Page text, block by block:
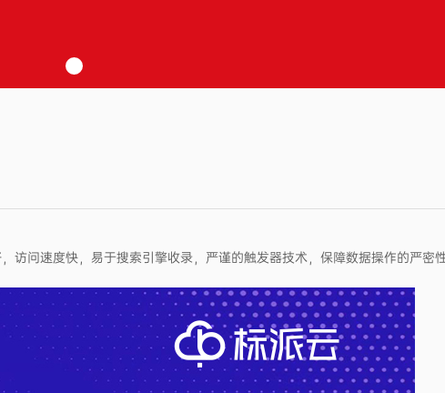
问速度快，易于搜索引擎收录，严谨的触发器技术，保障数据操作的严密